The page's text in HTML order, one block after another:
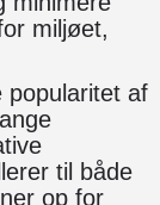
miljøet,
popularitet af
til både
op for